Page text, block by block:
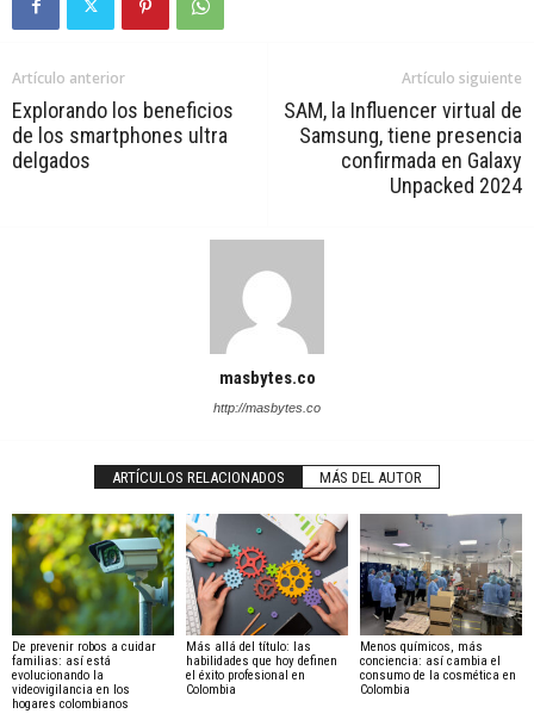
Artículo anterior
Explorando los beneficios
de los smartphones ultra
delgados
Artículo siguiente
SAM, la Influencer virtual de
Samsung, tiene presencia
confirmada en Galaxy
Unpacked 2024
masbytes.co
http://masbytes.co
ARTÍCULOS RELACIONADOS MÁS DEL AUTOR
De prevenir robos a cuidar
familias: así está
evolucionando la
videovigilancia en los
hogares colombianos
Más allá del título: las
habilidades que hoy definen
el éxito profesional en
Colombia
Menos químicos, más
conciencia: así cambia el
consumo de la cosmética en
Colombia